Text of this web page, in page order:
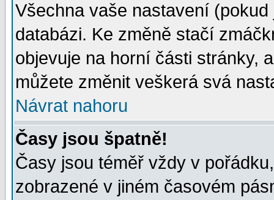
Všechna vaše nastavení
databázi. Ke změně stačí
objevuje na horní části stránky,
můžete změnit veškerá svá
Návrat nahoru
Časy jsou špatně!
Časy jsou téměř vždy v
zobrazené v jiném časovém